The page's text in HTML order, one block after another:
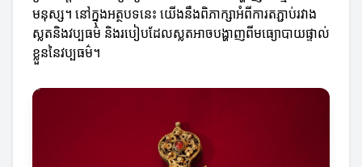
មនុស្ស។ នៅក្នុងអត្ថបទនេះ យើងនឹងពិភាក្សាអំពីការតភ្ជាប់រវាង
ស្លតនិងវប្បធម៌ និងរបៀបដែលស្លតអាចបង្ហាញពីមធ្យោបាយផ្ទាល់
ខ្លួននៃវប្បធម៌។